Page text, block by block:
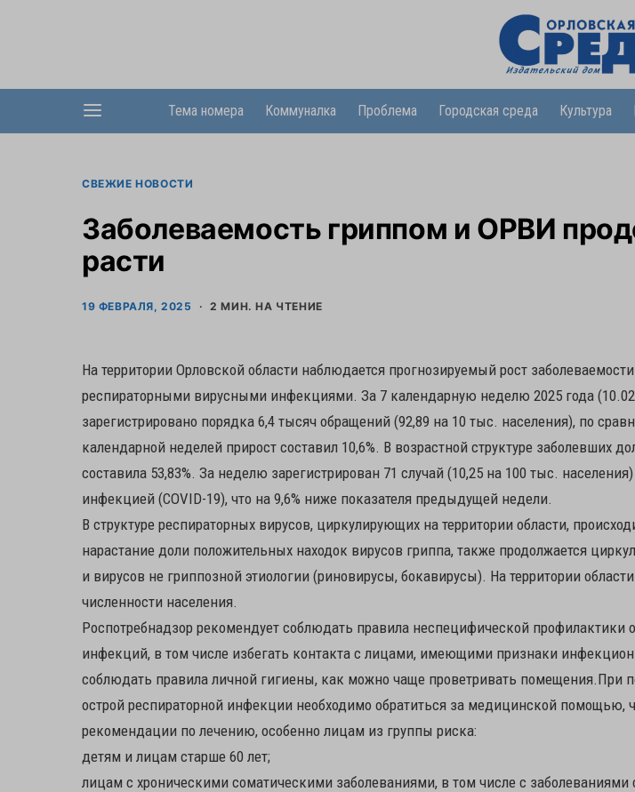
Тема номера Коммуналка Проблема Городская среда Культура
СВЕЖИЕ НОВОСТИ
Заболеваемость гриппом и ОРВИ
расти
19 ФЕВРАЛЯ, 2025 2 МИН. НА ЧТЕНИЕ
На территории Орловской области наблюдается прогнозируемый рост
респираторными вирусными инфекциями. За 7 календарную неделю 2025 года
зарегистрировано порядка 6,4 тысяч обращений (92,89 на 10 тыс. населения), по
календарной неделей прирост составил 10,6%. В возрастной структуре заболевших
составила 53,83%. За неделю зарегистрирован 71 случай (10,25 на 100 тыс.
инфекцией (COVID-19), что на 9,6% ниже показателя предыдущей недели.
В структуре респираторных вирусов, циркулирующих на территории области,
нарастание доли положительных находок вирусов гриппа, также продолжается
и вирусов не гриппозной этиологии (риновирусы, бокавирусы). На территории
численности населения.
Роспотребнадзор рекомендует соблюдать правила неспецифической профилактики
инфекций, в том числе избегать контакта с лицами, имеющими признаки
соблюдать правила личной гигиены, как можно чаще проветривать помещения.При
острой респираторной инфекции необходимо обратиться за медицинской помощью,
рекомендации по лечению, особенно лицам из группы риска:
детям и лицам старше 60 лет;
лицам с хроническими соматическими заболеваниями, в том числе с заболеваниями